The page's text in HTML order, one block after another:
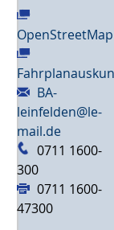
OpenStreetMap
BA-
leinfelden@le-
mail.de
0711 1600-
300
0711 1600-
47300